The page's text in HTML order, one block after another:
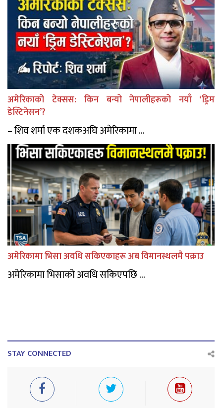
अमेरिकाको टेक्सस: किन बन्यो नेपालीहरूको नयाँ ‘ड्रिम
डेस्टिनेसन’?
– शिव शर्मा एक दशकअघि अमेरिकामा ...
अमेरिकामा भिसा अवधि सकिएकाहरू अब विमानस्थलमै पक्राउ
अमेरिकामा भिसाको अवधि सकिएपछि ...
STAY CONNECTED